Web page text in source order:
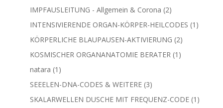
Produkt
IMPFAUSLEITUNG - Allgemein & Corona 22
Produkte
INTENSIVIERENDE ORGAN-KÖRPER-HEILCODES 1 1
KÖRPERLICHE BLAUPAUSEN-AKTIVIERUNG 22
Produkte
KOSMISCHER ORGANANATOMIE BERATER 1 1
natara 1 1
Produkt
SEEELEN-DNA-CODES & WEITERE 33
Produkte
SKALARWELLEN DUSCHE MIT FREQUENZ-CODE 1 1